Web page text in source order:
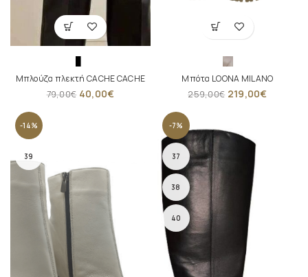
Μπλούζα πλεκτή CACHE CACHE
79,00€ 40,00€
Μπότα LOONA MILANO
259,00€ 219,00€
-14%
39
-7%
37
38
40